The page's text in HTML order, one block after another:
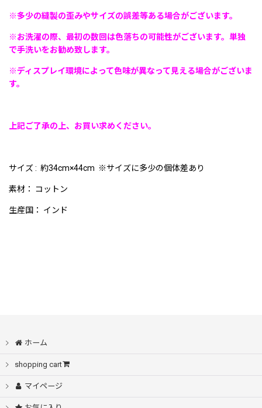
※多少の縫製の歪みやサイズの誤差等ある場合がございます。
※お洗濯の際、最初の数回は色落ちの可能性がございます。単独
で手洗いをお勧め致します。
※ディスプレイ環境によって色味が異なって見える場合がございま
す。
上記ご了承の上、お買い求めください。
サイズ : 約34cm×44cm ※サイズに多少の個体差あり
素材： コットン
生産国： インド
ホーム
shopping cart
マイページ